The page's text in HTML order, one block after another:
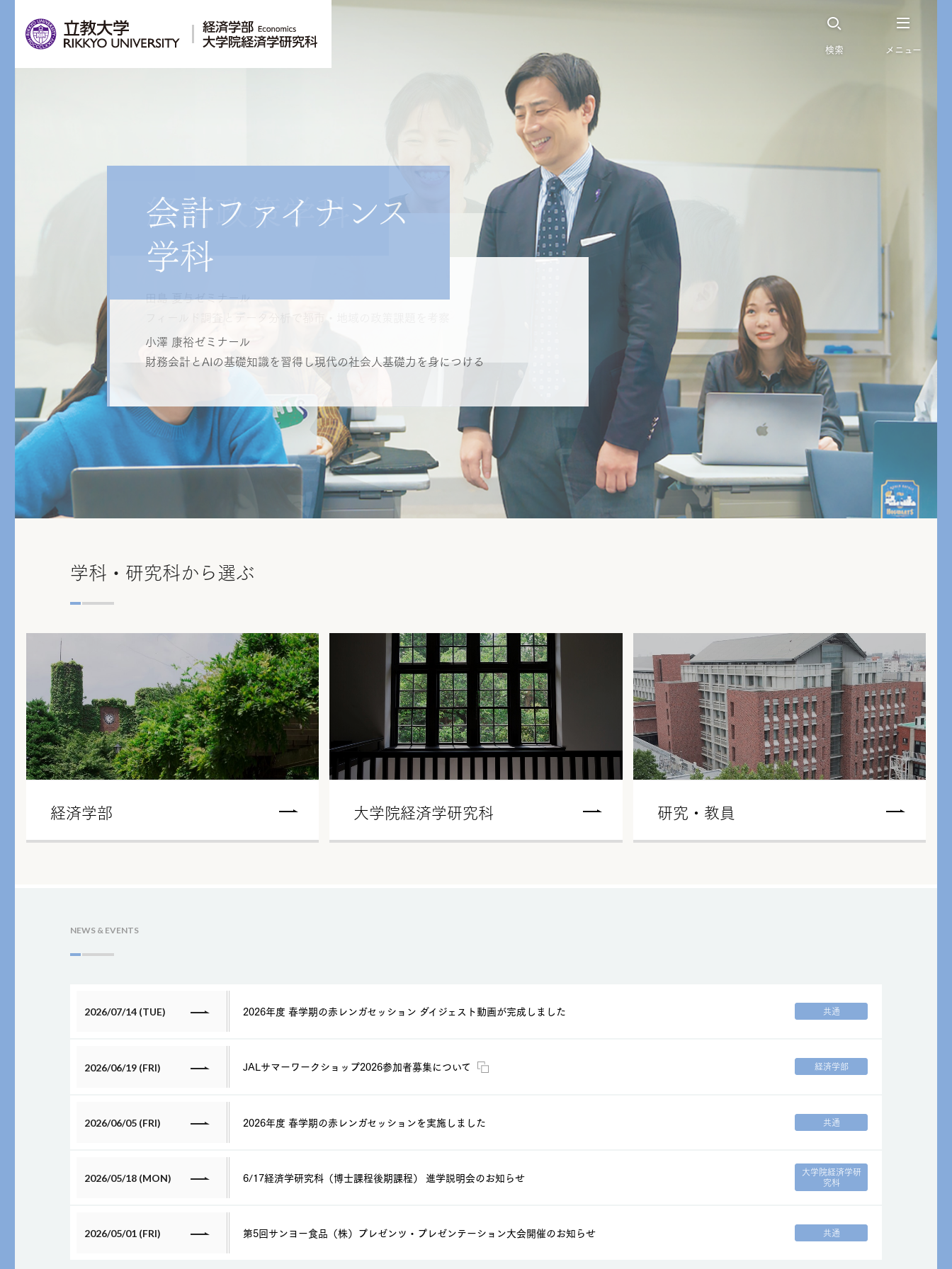
検索 メニュー
立教大学経済学部 / 大学院経済学研究科
国と企業と個人の動きを
経済という視点から分析し、次の社会を構想する。
経済学科
荒川 章義ゼミナール
行動経済学でさまざまな経済社会問題とその解決を考える
経済政策学科
田島 夏与ゼミナール
フィールド調査とデータ分析で都市・地域の政策課題を考察
会計ファイナンス
学科
小澤 康裕ゼミナール
財務会計とAIの基礎知識を習得し現代の社会人基礎力を身につける
経済学科
二宮 健史郎ゼミナール
マクロ経済学の基礎的な理論に基づき金融・証券を分析する
経済政策学科
関口 智ゼミナール
財政の国際比較研究を通じて日本社会の問題点と解決策を議論
会計ファイナンス学科
諸藤 裕美ゼミナール
管理会計の手法を学び、論理的に考え、伝える力を鍛える
学科・研究科から選ぶ
経済学部 大学院経済学研究科 研究・教員
NEWS & EVENTS
2026年度 春学期の赤レンガセッション ダイジェスト動画が完成しました 共通
2026/07/14 (TUE)
JALサマーワークショップ2026参加者募集について 経済学部
2026/06/19 (FRI)
2026年度 春学期の赤レンガセッションを実施しました 共通
2026/06/05 (FRI)
6/17経済学研究科（博士課程後期課程） 進学説明会のお知らせ 大学院経済学研
究科
2026/05/18 (MON)
第5回サンヨー食品（株）プレゼンツ・プレゼンテーション大会開催のお知らせ 共通
2026/05/01 (FRI)